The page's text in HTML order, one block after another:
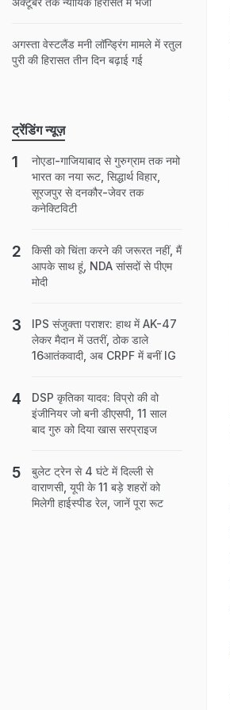
अगस्ता वेस्टलैंड मनी लॉन्ड्रिंग मामले में रतुल
पुरी की हिरासत तीन दिन बढ़ाई गई
ट्रेंडिंग न्यूज़
नोएडा-गाजियाबाद से गुरुग्राम तक नमो
भारत का नया रूट, सिद्धार्थ विहार,
सूरजपुर से दनकौर-जेवर तक
कनेक्टिविटी
किसी को चिंता करने की जरूरत नहीं, मैं
आपके साथ हूं, NDA सांसदों से पीएम
मोदी
IPS संजुक्ता पराशर: हाथ में AK-47
लेकर मैदान में उतरीं, ठोक डाले
16आतंकवादी, अब CRPF में बनीं IG
DSP कृतिका यादव: विप्रो की वो
इंजीनियर जो बनी डीएसपी, 11 साल
बाद गुरु को दिया खास सरप्राइज
बुलेट ट्रेन से 4 घंटे में दिल्ली से
वाराणसी, यूपी के 11 बड़े शहरों को
मिलेगी हाईस्पीड रेल, जानें पूरा रूट